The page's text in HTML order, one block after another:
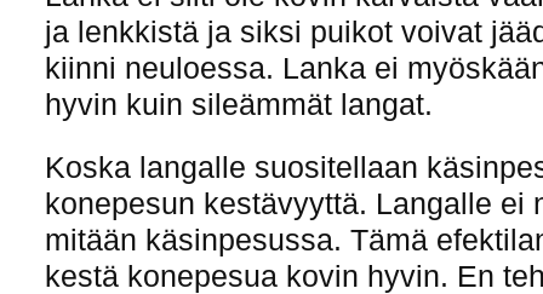
ja lenkkistä ja siksi puikot voivat
kiinni neuloessa. Lanka ei
hyvin kuin sileämmät langat.
Koska langalle suositellaan
konepesun kestävyyttä. Langalle ei
mitään käsinpesussa. Tämä
kestä konepesua kovin hyvin. En